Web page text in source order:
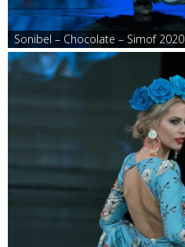
Sonibel – Chocolate – Simof 2020